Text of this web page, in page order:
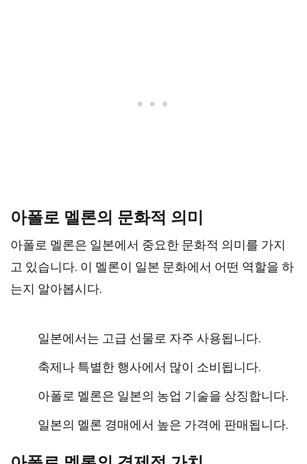
아폴로 멜론의 문화적 의미
아폴로 멜론은 일본에서 중요한 문화적 의미를 가지
고 있습니다. 이 멜론이 일본 문화에서 어떤 역할을 하
는지 알아봅시다.
일본에서는 고급 선물로 자주 사용됩니다.
축제나 특별한 행사에서 많이 소비됩니다.
아폴로 멜론은 일본의 농업 기술을 상징합니다.
일본의 멜론 경매에서 높은 가격에 판매됩니다.